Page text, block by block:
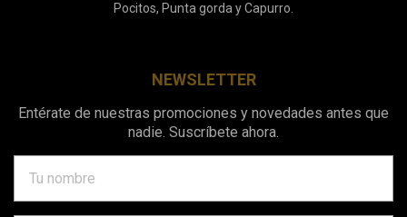
Pocitos, Punta gorda y Capurro.
NEWSLETTER
Entérate de nuestras promociones y novedades antes que
nadie. Suscríbete ahora.